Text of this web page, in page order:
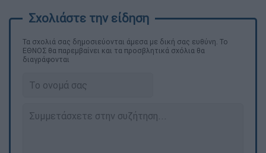
Τα σχολιά σας δημοσιεύονται άμεσα με δική σας ευθύνη. Το
ΕΘΝΟΣ θα παρεμβαίνει και τα προσβλητικά σχόλια θα
διαγράφονται